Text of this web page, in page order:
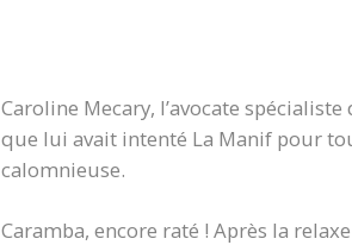
Caroline Mecary, l’avocatespécialiste
que lui avait intenté La Manif pour
calomnieuse.
Caramba, encore raté ! Après la